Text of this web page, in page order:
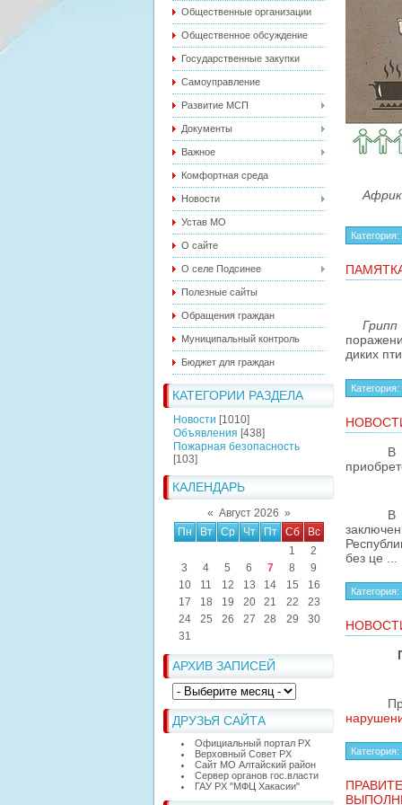
Общественные организации
Общественное обсуждение
Государственные закупки
Самоуправление
Развитие МСП
Документы
Важное
Комфортная среда
Новости
Устав МО
О сайте
О селе Подсинее
Полезные сайты
Обращения граждан
Муниципальный контроль
Бюджет для граждан
КАТЕГОРИИ РАЗДЕЛА
Новости [1010]
Объявления [438]
Пожарная безопасность
[103]
КАЛЕНДАРЬ
« Август 2026 »
Пн
Вт Ср Чт Пт Сб
Вс
1
2
3
4 5 6 7 8
9
10
11 12 13 14 15
16
17
18 19 20 21 22
23
24
25 26 27 28 29
30
31
АРХИВ ЗАПИСЕЙ
ДРУЗЬЯ САЙТА
Официальный портал РХ
Верховный Совет РХ
Сайт МО Алтайский район
Сервер органов гос.власти
ГАУ РХ "МФЦ Хакасии"
Категория:
диких
Категория:
В
В
без це
Категория:
Категория: